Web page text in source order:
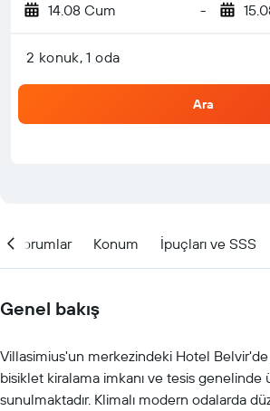
14.08 Cum -
2 konuk, 1 oda
Ara
Yorumlar Konum İpuçları ve SSS
Genel bakış
Villasimius'un merkezindeki Hotel Belvir'de
bisiklet kiralama imkanı ve tesis genelinde
sunulmaktadır. Klimalı modern odalarda